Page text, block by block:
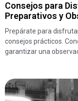
Consejos para
Preparativos y
Prepárate para
consejos prácticos.
garantizar una